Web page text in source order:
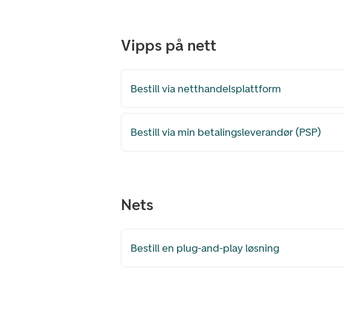
Vipps på nett
Bestill via netthandelsplattform
Bestill via min betalingsleverandør (PSP)
Nets
Bestill en plug-and-play løsning